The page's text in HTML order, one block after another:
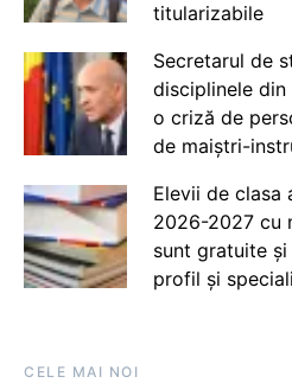
titularizabile
Secretarul de
disciplinele
o criză de
de maiștri-
Elevii de clasa
2026-2027 cu
sunt gratuite
profil și
CELE MAI NOI